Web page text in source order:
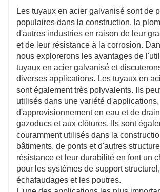
tuyaux, tels que le PVC ou le cuivre,
sujets aux fissures et aux fuites au fil
Un autre avantage des tuyaux en acier
leur résistance à la corrosion. En
revêtement en zinc, ces tuyaux sont
la corrosion de l'eau, des produits
d'autres éléments. Cela les rend
utilisation en plomberie, où ils peuvent
une large gamme de produits
substances.
Les tuyaux en acier galvanisé sont de
populaires dans la construction, la
d'autres industries en raison de leur
et de leur résistance à la corrosion.
nous explorerons les avantages de
tuyaux en acier galvanisé et
diverses applications. Les tuyaux en
sont également très polyvalents. Ils
utilisés dans une variété
d'approvisionnement en eau et de
gazoducs et aux clôtures. Ils sont
couramment utilisés dans la
bâtiments, de ponts et d'autres
résistance et leur durabilité en font un
pour les systèmes de support
échafaudages et les poutres.